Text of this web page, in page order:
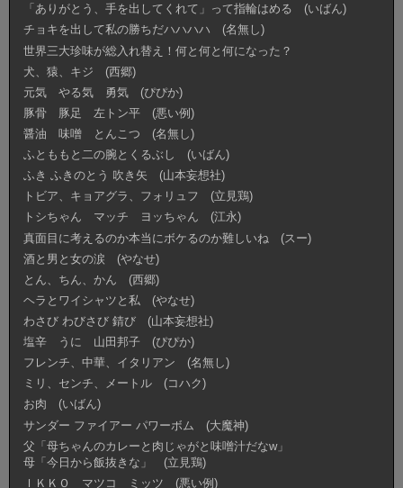
「ありがとう、手を出してくれて」って指輪はめる (いばん)
チョキを出して私の勝ちだハハハハ (名無し)
世界三大珍味が総入れ替え！何と何と何になった？
犬、猿、キジ (西郷)
元気 やる気 勇気 (ぴぴか)
豚骨 豚足 左トン平 (悪い例)
醤油 味噌 とんこつ (名無し)
ふとももと二の腕とくるぶし (いばん)
ふき ふきのとう 吹き矢 (山本妄想社)
トビア、キョアグラ、フォリュフ (立見鶏)
トシちゃん マッチ ヨッちゃん (江永)
真面目に考えるのか本当にボケるのか難しいね (スー)
酒と男と女の涙 (やなせ)
とん、ちん、かん (西郷)
ヘラとワイシャツと私 (やなせ)
わさび わびさび 錆び (山本妄想社)
塩辛 うに 山田邦子 (ぴぴか)
フレンチ、中華、イタリアン (名無し)
ミリ、センチ、メートル (コハク)
お肉 (いばん)
サンダー ファイアー パワーボム (大魔神)
父「母ちゃんのカレーと肉じゃがと味噌汁だなw」
母「今日から飯抜きな」 (立見鶏)
ＩＫＫＯ マツコ ミッツ (悪い例)